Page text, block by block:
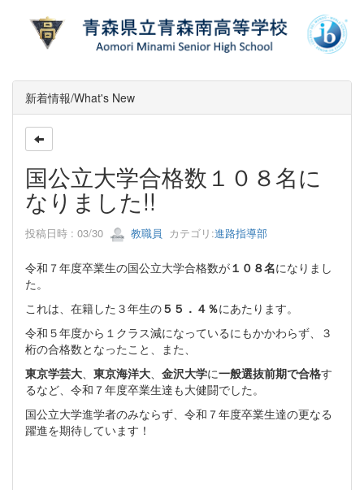
新着情報/What's New
国公立大学合格数１０８名に
なりました!!
投稿日時 : 03/30 教職員 カテゴリ:進路指導部
令和７年度卒業生の国公立大学合格数が１０８名になりまし
た。
これは、在籍した３年生の５５．４％にあたります。
令和５年度から１クラス減になっているにもかかわらず、３
桁の合格数となったこと、また、
東京学芸大
東京海洋大 金沢大学に一般選抜前期で合格す
るなど、令和７年度卒業生達も大健闘でした。
国公立大学進学者のみならず、令和７年度卒業生達の更なる
躍進を期待しています！